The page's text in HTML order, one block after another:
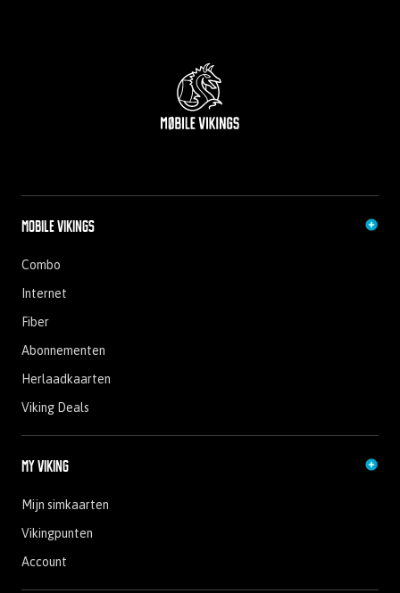
Mobile Vikings
Combo
Internet
Fiber
Abonnementen
Herlaadkaarten
Viking Deals
My Viking
Mijn simkaarten
Vikingpunten
Account